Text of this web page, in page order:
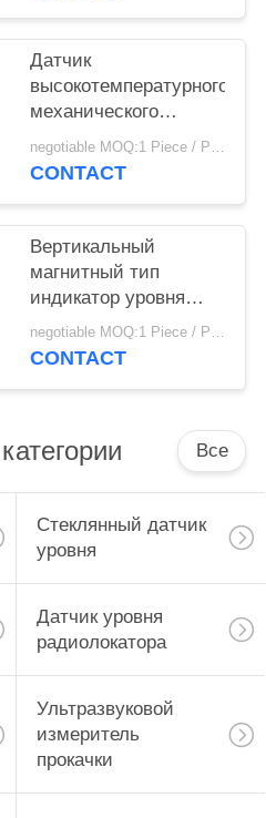
Датчик
высокотемпературного
механического
топлива магнитный
ровный с временем
negotiable MOQ:1 Piece / Pieces
CONTACT
Вертикальный
магнитный тип
индикатор уровня
газа датчика уровня
выровнянный ПТФЭ
negotiable MOQ:1 Piece / Pieces
CONTACT
Все
Стеклянный датчик
уровня
Датчик уровня
радиолокатора
Ультразвуковой
измеритель
прокачки